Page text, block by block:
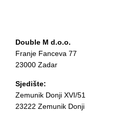
Double M d.o.o.
Franje Fanceva 77
23000 Zadar
Sjedište:
Zemunik Donji XVI/51
23222 Zemunik Donji